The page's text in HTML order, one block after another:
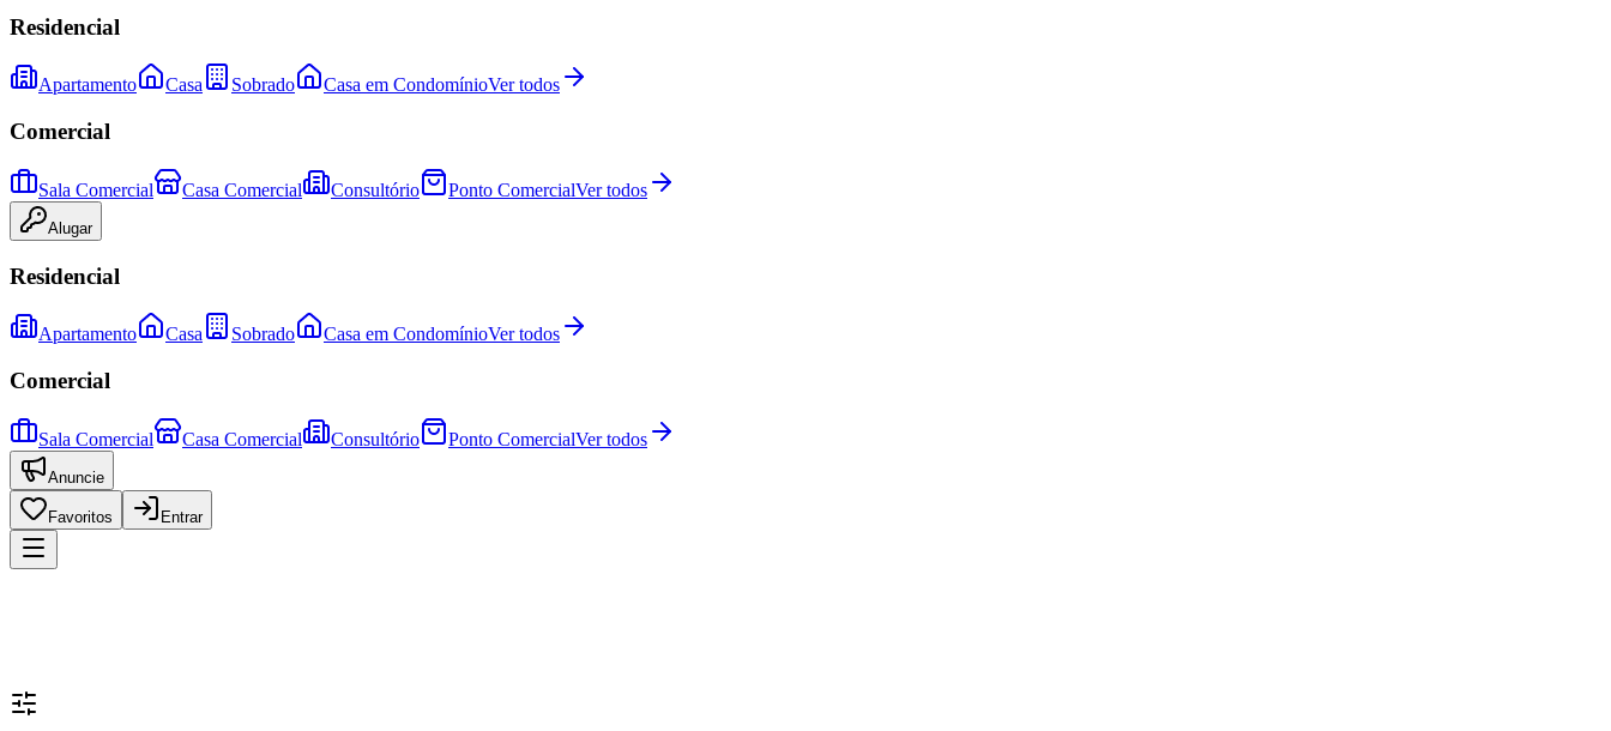
Residencial
Apartamento Casa Sobrado Casa em CondomínioVer todos
Comercial
Sala Comercial Casa Comercial Consultório Ponto ComercialVer todos
Alugar
Residencial
Apartamento Casa Sobrado Casa em CondomínioVer todos
Comercial
Sala Comercial Casa Comercial Consultório Ponto ComercialVer todos
Anuncie
Favoritos Entrar